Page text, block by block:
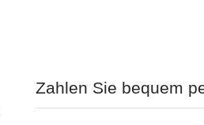
Zahlen Sie bequem